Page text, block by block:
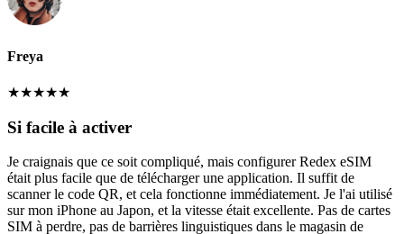
Freya
★★★★★
Si facile à activer
Je craignais que ce soit compliqué, mais configurer Redex eSIM
était plus facile que de télécharger une application. Il suffit de
scanner le code QR, et cela fonctionne immédiatement. Je l'ai utilisé
sur mon iPhone au Japon, et la vitesse était excellente. Pas de cartes
SIM à perdre, pas de barrières linguistiques dans le magasin de